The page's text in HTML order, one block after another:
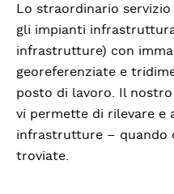
Lo straordinario
gli impianti
infrastrutture) con
georeferenziate e
posto di lavoro. Il
vi permette di rilevare e
infrastrutture – quando
troviate.